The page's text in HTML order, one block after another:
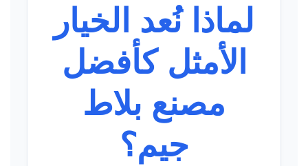
لماذا نُعد الخيار
الأمثل كأفضل
مصنع بلاط
جيم؟